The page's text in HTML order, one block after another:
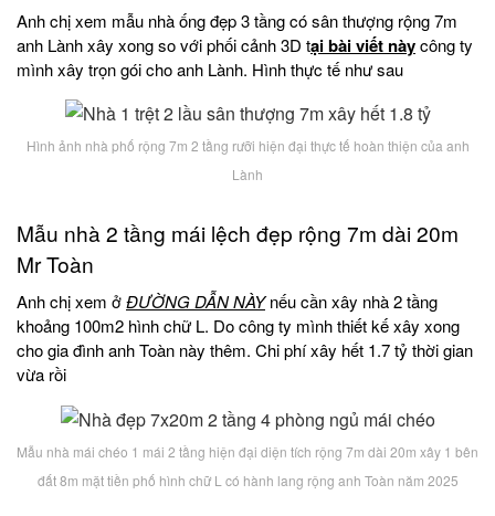
Anh chị xem mẫu nhà ống đẹp 3 tầng có sân thượng rộng 7m
anh Lành xây xong so với phối cảnh 3D tại bài viết nàycông ty
mình xây trọn gói cho anh Lành. Hình thực tế như sau
Hình ảnh nhà phố rộng 7m 2 tầng rưỡi hiện đại thực tế hoàn thiện của anh
Lành
Mẫu nhà 2 tầng mái lệch đẹp rộng 7m dài 20m
Mr Toàn
Anh chị xem ởĐƯỜNG DẪN NÀYnếu cần xây nhà 2 tầng
khoảng 100m2 hình chữ L. Do công ty mình thiết kế xây xong
cho gia đình anh Toàn này thêm. Chi phí xây hết 1.7 tỷ thời gian
vừa rồi
Mẫu nhà mái chéo 1 mái 2 tầng hiện đại diện tích rộng 7m dài 20m xây 1 bên
đất 8m mặt tiền phố hình chữ L có hành lang rộng anh Toàn năm 2025